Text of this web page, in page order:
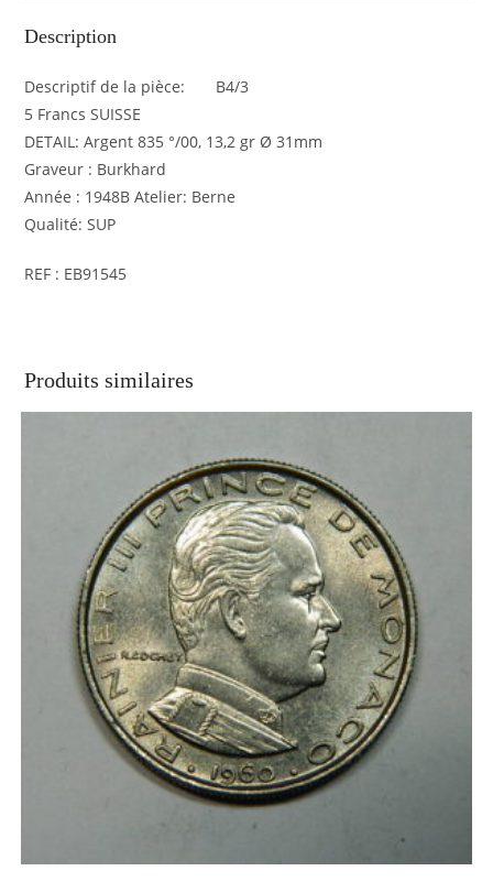
Description
Descriptif de la pièce: B4/3
5 Francs SUISSE
DETAIL: Argent 835 °/00, 13,2 gr Ø 31mm
Graveur : Burkhard
Année : 1948B Atelier: Berne
Qualité: SUP
REF : EB91545
Produits similaires